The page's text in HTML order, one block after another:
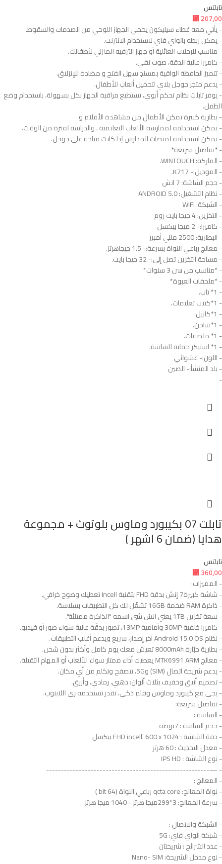
تابلتس
⃁207,00
- يأتي معه غطاء سيليكون يحمي الجهاز اللوحي من الصدمات والسقوط.
- يمكن ربطه بالواي فاي لاستخدام الانترنت.
- مناسب للرحلات العائلية أو جهاز الترفيه المنزلي لأطفالك.
- كاميرا عالية الدقة، صوت نقي.
- تتميز الحافظة الواقية بمسندٍ سهل الفتح و مضادة للإنزلاق.
- يدعم متجر جوجل بلاي لتحميل ألعاب للأطفال.
- يوفر تابلت نظام تحكم أبوي، تستطيع مراقبة الجهاز بكل بسهولة، باستخدام وضع
الطفل.
- بطارية كبيرة تمكن الأطفال من مشاهدة الأفلام و
- يمكن استخدامه لممارسة الألعاب التعليمية ، والدراسة لفترة من الوقت.
- يمكن استخدامه لمنصات المدارس إذا كانت متاحة على جوجل.
- *تفاصيل سريعة*
- الماركة: WINTOUCH.
- الموديل:- K717.
- حجم الشاشة: 7 انش
- نظام التشغيل: ANDROID 5.0
- الشبكة: WIFI
- التخزين: 4 جيجا بايت روم
- كاميرا:- 2 ميجا بيكسل
- البطارية: 2500 مللي أمبير
- معالج رباعي النواة بسرعة:- 1.5 جيجاهرتز.
- مساحة التخزين تصل إلى:- 32 جيجا بايت.
- *مناسب من سن 3 سنوات*
- *ملحقات العبوة*
- 1* تاب.
- 1*كتيب تعليمات.
- 1*كابيل.
- 1*شاحن.
- 1* ملصقات.
- 1* استيكر حماية للشاشة.
- اللون:- عشوائي
- بلد المنشأ:- الصين
-
تابلت 07 بكيبورد وماوس بلوتوث + مجموعة
هدايا (ضمان 6 اشهر )
تابلتس
⃁360,00
- المميزات:
- شاشة كبيرة7 إنش بدقة FHD بتقنية Incell تعطيك وضوح خرافي.
- ذاكرة RAM ضخمة 16GB تشغّل لك كل التطبيقات بسلاسة.
- سعة تخزين 1TB يعني انسَ شي اسمه "الذاكرة ممتلئة".
- كاميرا خلفية 30MP وأمامية 13MP، تصور بدقّة عالية سواء صور أو فيديو.
- نظام Android 15.0 OS آخر إصدار، سريع ويدعم أغلب التطبيقات.
- بطارية جبّارة 8000mAh تعيش معك يوم كامل وأكثر بدون شحن.
- معالج MTK6991 ARM يعطيك أداء ممتاز سواء للألعاب أو المهام الثقيلة.
- يدعم شريحة اتصال (SIM) و5G، تتصفح وتكلم من أي مكان.
- تصميم أنيق وخفيف بثلاث ألوان: ذهبي، رمادي، وأزرق.
- يجي مع كيبورد وماوس وقلم ذكي، تقدر تستخدمه زي اللابتوب.
- تفاصيل سريعة:
- الشاشة :
- حجم الشاشة : 7بوصة
- دقة الشاشة : FHD incell. 600 x 1024 بيكسل
- معدل التحديث : 60 هرتز
- نوع الشاشة : IPS HD
- —-------------------------------------------------------
- المعالج :
- نواة المعالج: qcta core رباعي النواة (64 bit )
- سرعة المعالج: 3*299ميجا هرتز - 1040 ميجا هرتز
- —------------------------------------------------------
- الشبكة والاتصال :
- شبكة الواي فاي: 5G
- عدد الشرائح : شريحتان
- نوع مدخل الشريحة: Nano- SIM